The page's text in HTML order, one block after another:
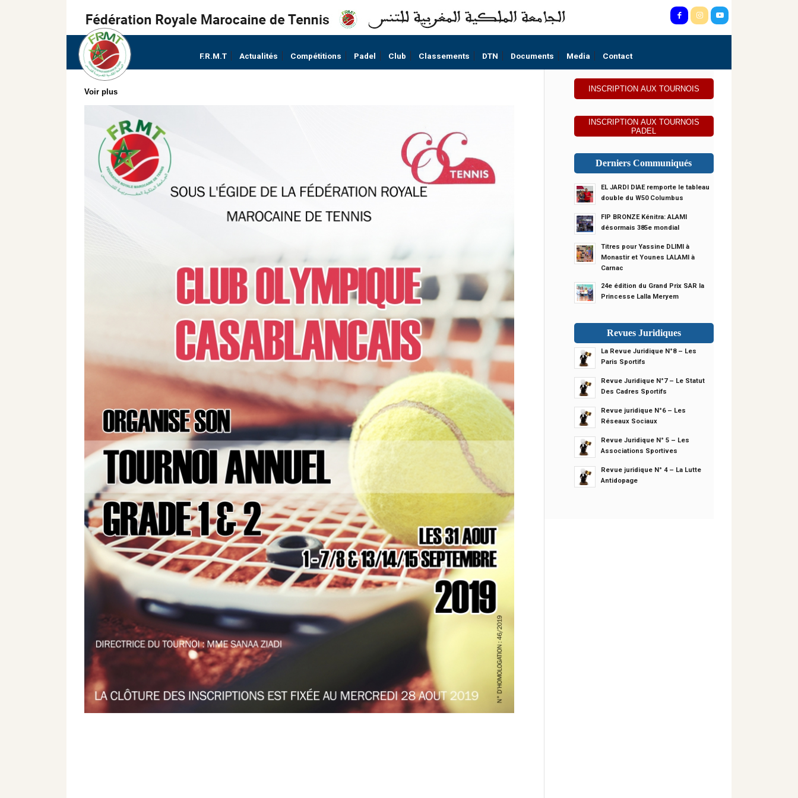
F.R.M.T Actualités Compétitions Padel Club Classements DTN Documents Media Contact
Voir plus INSCRIPTION AUX TOURNOIS
INSCRIPTION AUX TOURNOIS
PADEL
Derniers Communiqués
EL JARDI DIAE remporte le tableau
double du W50 Columbus
FIP BRONZE Kénitra: ALAMI
désormais 385e mondial
Titres pour Yassine DLIMI à
Monastir et Younes LALAMI à
Carnac
24e édition du Grand Prix SAR la
Princesse Lalla Meryem
Revues Juridiques
La Revue Juridique N°8 – Les
Paris Sportifs
Revue Juridique N°7 – Le Statut
Des Cadres Sportifs
Revue juridique N°6 – Les
Réseaux Sociaux
Revue Juridique N° 5 – Les
Associations Sportives
Revue juridique N° 4 – La Lutte
Antidopage